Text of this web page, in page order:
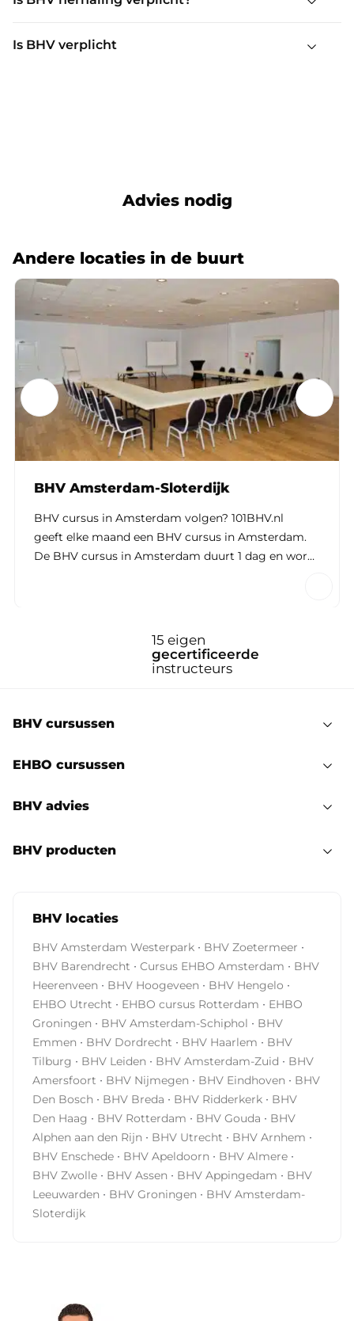
Advies nodig
BHV cursus in Amsterdam volgen? 101BHV.nl
geeft elke maand een BHV cursus in Amsterdam.
en ontvang je het BHV certificaat. Aanmelden kan
al vanaf 1 deelnemer. Bekijk het complete…
30 locatiesdoor heel
Nederland
BHV cursussen
EHBO cursussen
BHV advies
BHV producten
BHV locaties
BHV Amsterdam Westerpark · BHV Zoetermeer ·
BHV Barendrecht · Cursus EHBO Amsterdam · BHV
Heerenveen · BHV Hoogeveen · BHV Hengelo ·
EHBO Utrecht · EHBO cursus Rotterdam · EHBO
Groningen · BHV Amsterdam-Schiphol · BHV
Emmen · BHV Dordrecht · BHV Haarlem · BHV
Tilburg · BHV Leiden · BHV Amsterdam-Zuid · BHV
Amersfoort · BHV Nijmegen · BHV Eindhoven · BHV
Den Bosch · BHV Breda · BHV Ridderkerk · BHV
Den Haag · BHV Rotterdam · BHV Gouda · BHV
Alphen aan den Rijn · BHV Utrecht · BHV Arnhem ·
BHV Enschede · BHV Apeldoorn · BHV Almere ·
BHV Zwolle · BHV Assen · BHV Appingedam · BHV
Leeuwarden · BHV Groningen · BHV Amsterdam-
Sloterdijk